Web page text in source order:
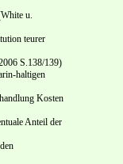
u.
teurer
S.138/139)
haltigen
Kosten
Anteil der